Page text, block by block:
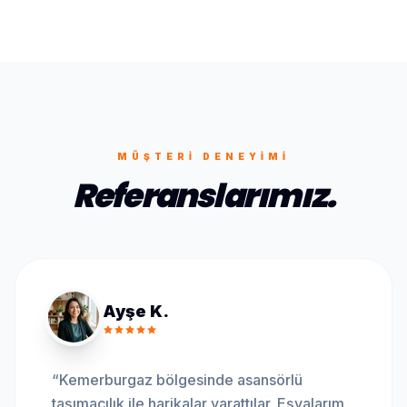
MÜŞTERI DENEYIMI
Referanslarımız.
Ayşe K.
“Kemerburgaz bölgesinde asansörlü
taşımacılık ile harikalar yarattılar. Eşyalarım